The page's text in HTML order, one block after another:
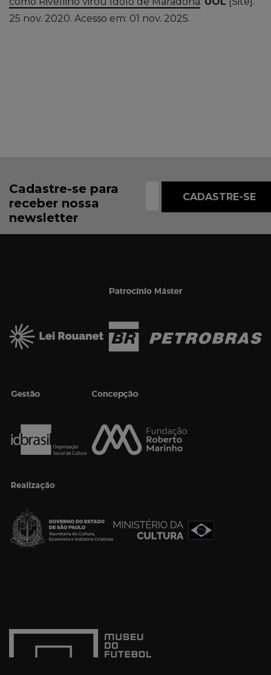
25 nov. 2020. Acesso em: 01 nov. 2025.
Cadastre-se para
receber nossa
newsletter